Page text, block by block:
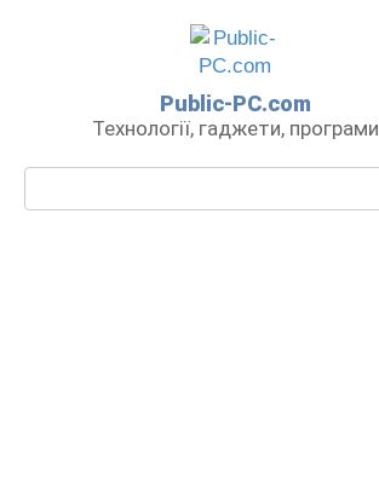
Public-PC.com
Технології, гаджети, програми